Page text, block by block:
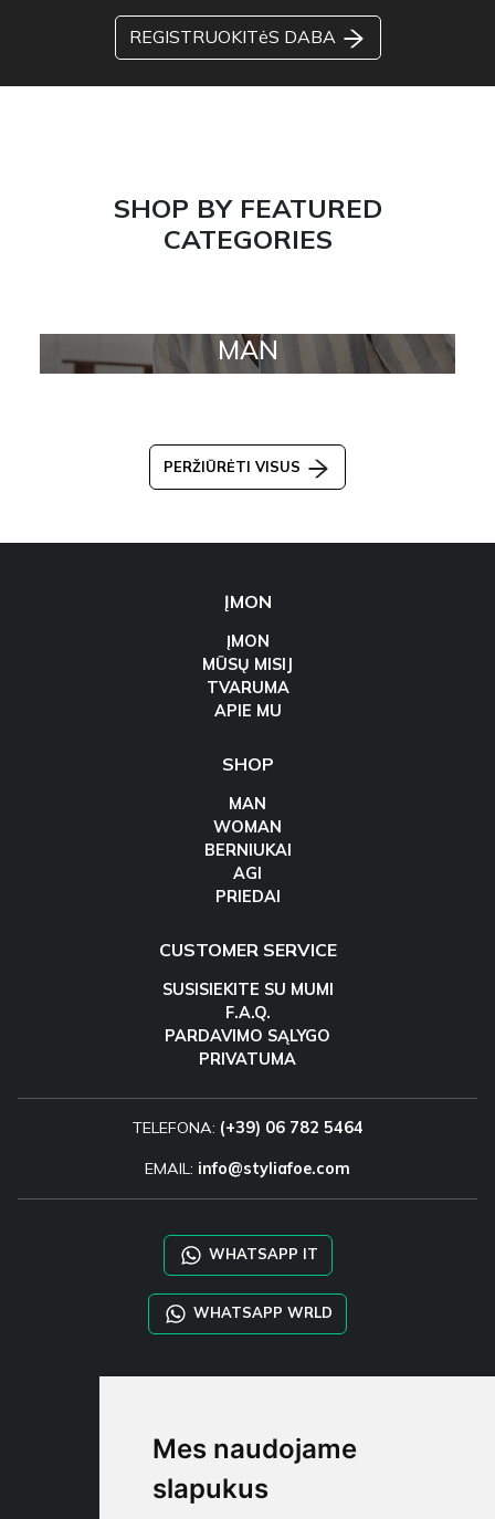
Mes naudojame
slapukus
REGISTRUOKITėS DABA
SHOP BY FEATURED
CATEGORIES
MAN
PERŽIŪRĖTI VISUS
ĮMON
ĮMON
MŪSŲ MISIJ
TVARUMA
APIE MU
SHOP
MAN
WOMAN
BERNIUKAI
AGI
PRIEDAI
CUSTOMER SERVICE
SUSISIEKITE SU MUMI
F.A.Q.
PARDAVIMO SĄLYGO
PRIVATUMA
TELEFONA: (+39) 06 782 5464
EMAIL: info@styliafoe.com
WHATSAPP IT
WHATSAPP WRLD
STYLIA SERVICES
TAYLOR MADE ORDERS
DROPSHIPPING